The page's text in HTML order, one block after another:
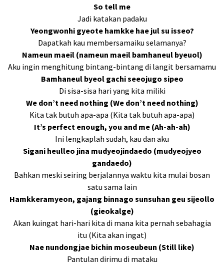
So tell me
Jadi katakan padaku
Yeongwonhi gyeote hamkke hae jul su isseo?
Dapatkah kau membersamaiku selamanya?
Nameun maeil (nameun maeil bamhaneul byeuol)
Aku ingin menghitung bintang-bintang di langit bersamamu
Bamhaneul byeol gachi seeojugo sipeo
Di sisa-sisa hari yang kita miliki
We don’t need nothing (We don’t need nothing)
Kita tak butuh apa-apa (Kita tak butuh apa-apa)
It’s perfect enough, you and me (Ah-ah-ah)
Ini lengkaplah sudah, kau dan aku
Sigani heulleo jina mudyeojindaedo (mudyeojyeo
gandaedo)
Bahkan meski seiring berjalannya waktu kita mulai bosan
satu sama lain
Hamkkeramyeon, gajang binnago sunsuhan geu sijeollo
(gieokalge)
Akan kuingat hari-hari kita di mana kita pernah sebahagia
itu (Kita akan ingat)
Nae nundongjae bichin moseubeun (Still like)
Pantulan dirimu di mataku